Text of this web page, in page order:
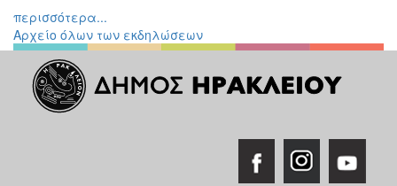
περισσότερα...
Αρχείο όλων των εκδηλώσεων